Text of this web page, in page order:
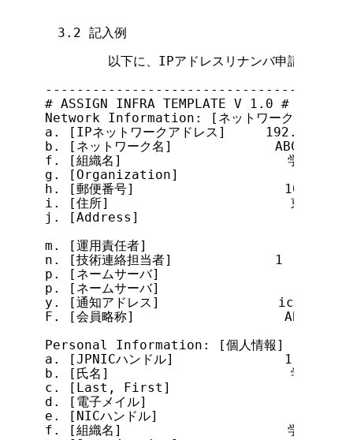
3.2 記入例
以下に、IPアドレスリナンバ申請フォーム
# ASSIGN INFRA TEMPLATE V 1.0 #
Network Information: [ネットワーク情報]
a. [IPネットワークアドレス]     192.0.1.0/
b. [ネットワーク名]             ABC-DUP-
f. [組織名]                     学術ネット
g. [Organization]               Science
h. [郵便番号]                   101-0052
i. [住所]                       東京都千代田
j. [Address]                    1-2,
m. [運用責任者]
n. [技術連絡担当者]             1
p. [ネームサーバ]
p. [ネームサーバ]
y. [通知アドレス]
F. [会員略称]                   ABC-NET
Personal Information: [個人情報]
a. [JPNICハンドル]              1
b. [氏名]                       学術 一郎
c. [Last, First]
d. [電子メイル]
e. [NICハンドル]
f. [組織名]                     学術ネット